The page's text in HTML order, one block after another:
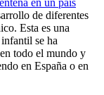
de diferentes
Esta es una
se ha
todo el mundo y
en España o en